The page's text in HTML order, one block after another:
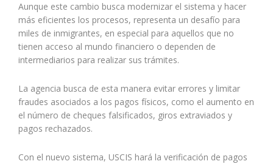
Aunque este cambio busca modernizar el sistema y hacer
más eficientes los procesos, representa un desafío para
miles de inmigrantes, en especial para aquellos que no
tienen acceso al mundo financiero o dependen de
intermediarios para realizar sus trámites.
La agencia busca de esta manera evitar errores y limitar
fraudes asociados a los pagos físicos, como el aumento en
el número de cheques falsificados, giros extraviados y
pagos rechazados.
Con el nuevo sistema, USCIS hará la verificación de pagos